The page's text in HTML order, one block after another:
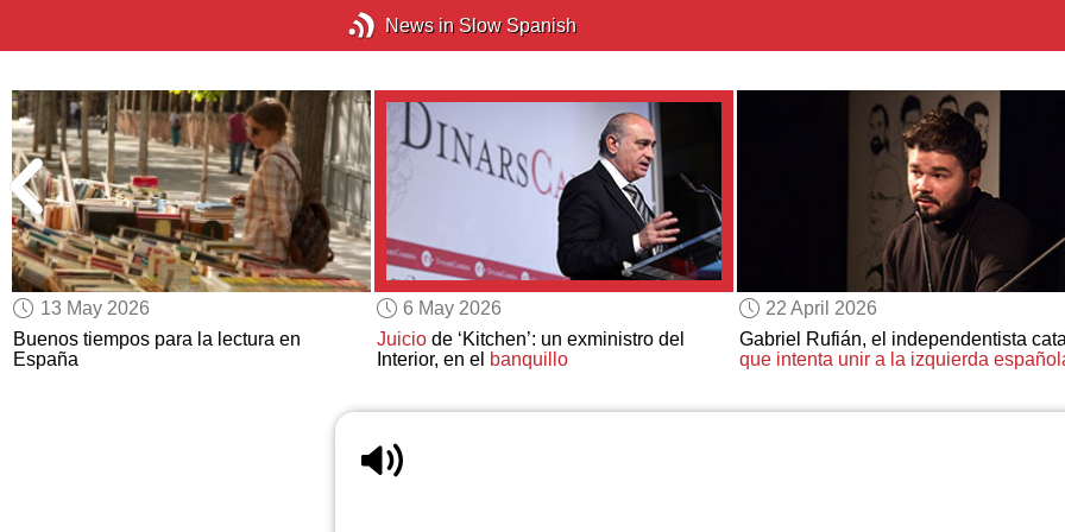
News in Slow Spanish
13 May 2026
Buenos tiempos para la lectura en
España
6 May 2026
Juiciode ‘Kitchen’: un exministro del
Interior, en el banquillo
22 April 2026
Gabriel Rufián, el independentista
que intenta unir a la izquierda